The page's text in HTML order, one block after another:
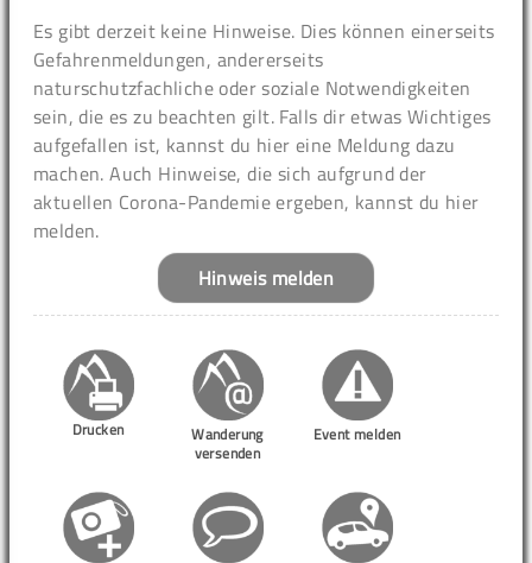
Es gibt derzeit keine Hinweise. Dies können einerseits
Gefahrenmeldungen, andererseits
naturschutzfachliche oder soziale Notwendigkeiten
sein, die es zu beachten gilt. Falls dir etwas Wichtiges
aufgefallen ist, kannst du hier eine Meldung dazu
machen. Auch Hinweise, die sich aufgrund der
aktuellen Corona-Pandemie ergeben, kannst du hier
melden.
Hinweis melden
Drucken
Wanderung
versenden
Event melden